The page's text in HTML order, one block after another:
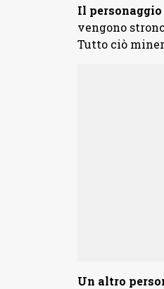
Il personaggio
vengono
Tutto ciò
Un altro